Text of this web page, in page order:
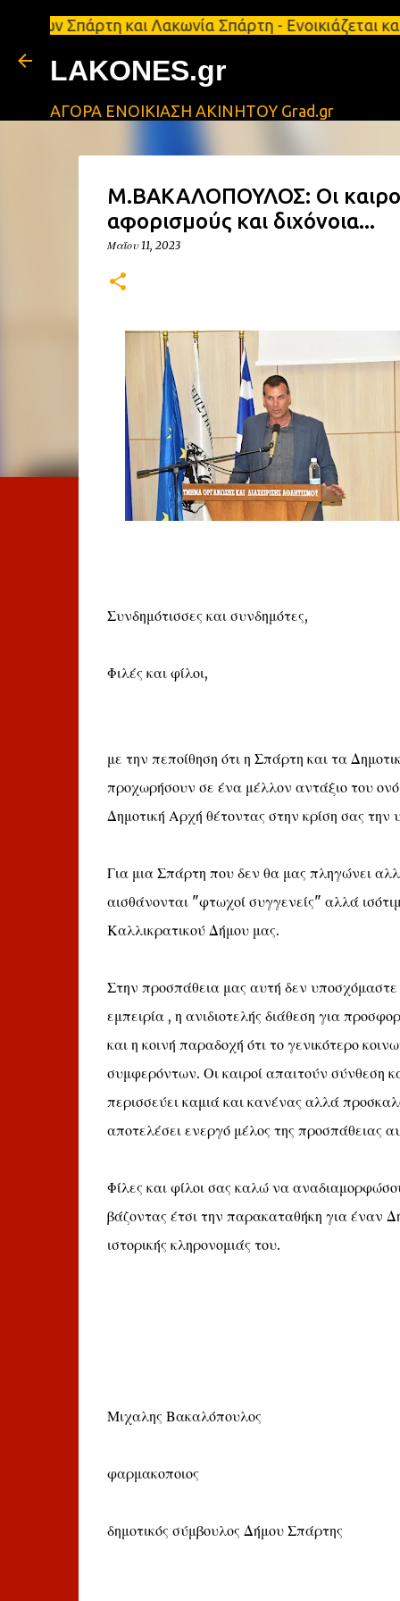
και Λακωνία Σπάρτη - Ενοικιάζεται
LAKONES.gr
ΑΓΟΡΑ ΕΝΟΙΚΙΑΣΗ ΑΚΙΝΗΤΟΥ Grad.gr
Μ.ΒΑΚΑΛΟΠΟΥΛΟΣ: Οι καιροί
αφορισμούς και διχόνοια...
Μαΐου 11, 2023
Συνδημότισσες και συνδημότες,
Φιλές και φίλοι,
με την πεποίθηση ότι η Σπάρτη και τα
προχωρήσουν σε ένα μέλλον αντάξιο του
Δημοτική Αρχή θέτοντας στην κρίση σας
Για μια Σπάρτη που δεν θα μας πληγώνει
αισθάνονται "φτωχοί συγγενείς" αλλά
Καλλικρατικού Δήμου μας.
Στην προσπάθεια μας αυτή δεν
εμπειρία , η ανιδιοτελής διάθεση για
και η κοινή παραδοχή ότι το γενικότερο
συμφερόντων. Οι καιροί απαιτούν σύνθεση
περισσεύει καμιά και κανένας αλλά
αποτελέσει ενεργό μέλος της προσπάθειας
Φίλες και φίλοι σας καλώ να
βάζοντας έτσι την παρακαταθήκη για έναν
ιστορικής κληρονομιάς του.
Μιχαλης Βακαλόπουλος
φαρμακοποιος
δημοτικός σύμβουλος Δήμου Σπάρτης